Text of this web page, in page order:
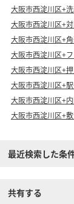
大阪市西淀川区+
大阪市西淀川区+
大阪市西淀川区+
大阪市西淀川区+
大阪市西淀川区+押
大阪市西淀川区+
大阪市西淀川区+
大阪市西淀川区+
最近検索した条
共有する